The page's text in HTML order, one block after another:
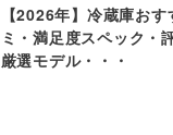
【2026年】冷蔵庫お
ミ・満足度スペック・
厳選モデル・・・